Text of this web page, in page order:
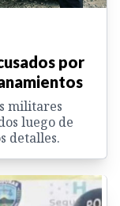
por
militares
luego de
detalles.